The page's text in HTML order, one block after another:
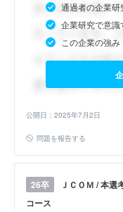
通過者の企業研
企業研究で意識
この企業の強
公開日：2025年7月2日
問題を報告する
26卒
ＪＣＯＭ / 本選
コース